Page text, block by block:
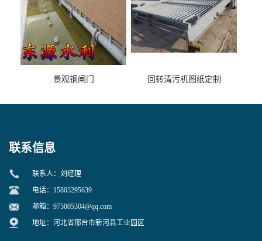
景观钢闸门 回转清污机图纸定制
联系信息
联系人：刘经理
电话：15803295639
邮箱： 975005304@qq.com
地址：河北省邢台市新河县工业园区